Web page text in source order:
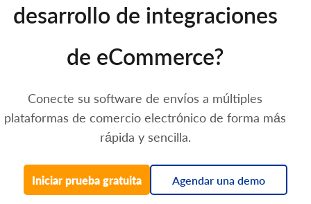
desarrollo de integraciones
de eCommerce?
Conecte su software de envíos a múltiples
plataformas de comercio electrónico de forma más
rápida y sencilla.
Iniciar prueba gratuita Agendar una demo